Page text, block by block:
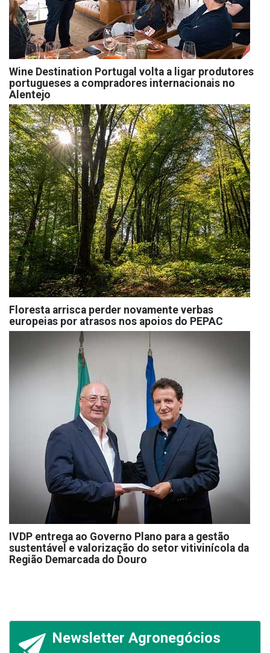
Wine Destination Portugal volta a ligar produtores
portugueses a compradores internacionais no
Alentejo
Floresta arrisca perder novamente verbas
europeias por atrasos nos apoios do PEPAC
IVDP entrega ao Governo Plano para a gestão
sustentável e valorização do setor vitivinícola da
Região Demarcada do Douro
Newsletter Agronegócios